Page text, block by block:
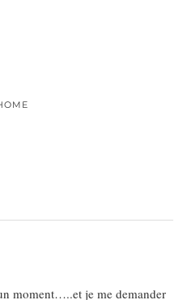
moment…..et je me demander